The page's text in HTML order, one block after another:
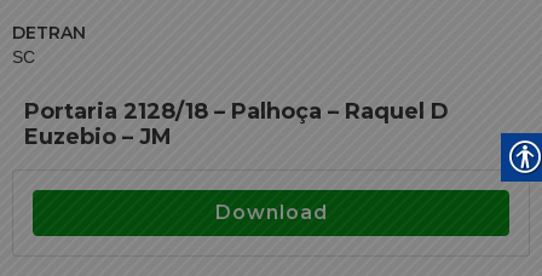
DETRAN
SC
Portaria 2128/18 – Palhoça – Raquel D
Euzebio – JM
Download